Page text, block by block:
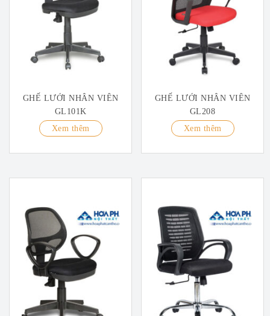
GHẾ LƯỚI NHÂN VIÊN
GL101K
Xem thêm
GHẾ LƯỚI NHÂN VIÊN
GL208
Xem thêm